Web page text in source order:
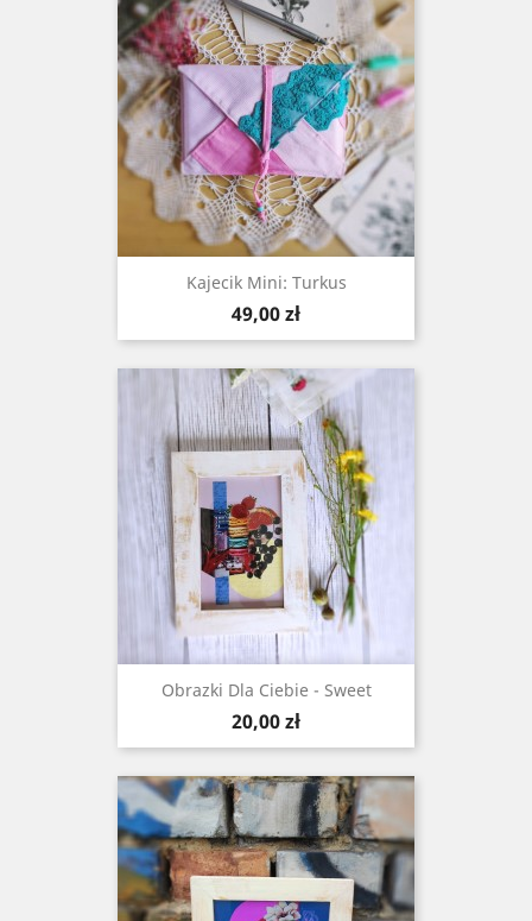
Kajecik Mini: Turkus
Cena
49,00 zł
Obrazki Dla Ciebie - Sweet
Cena
20,00 zł